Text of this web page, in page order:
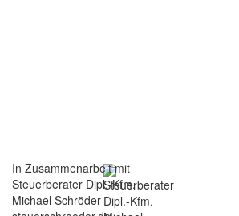
In Zusammenarbeit mit
Steuerberater Dipl.-Kfm.
Michael Schröder